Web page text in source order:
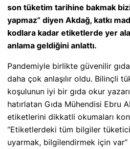
son tüketim tarihine bakmak
yapmaz” diyen Akdağ, katkı
kodlara kadar etiketlerde yer
anlama geldiğini anlattı.
Pandemiyle birlikte güvenilir
daha çok anlaşılır oldu. Bilinçli
koşulunun iyi bir gıda okur
hatırlatan Gıda Mühendisi Ebru
etiketlerini dikkatli okumaları
“Etiketlerdeki tüm bilgiler
uyarmak, bilgilendirmek için